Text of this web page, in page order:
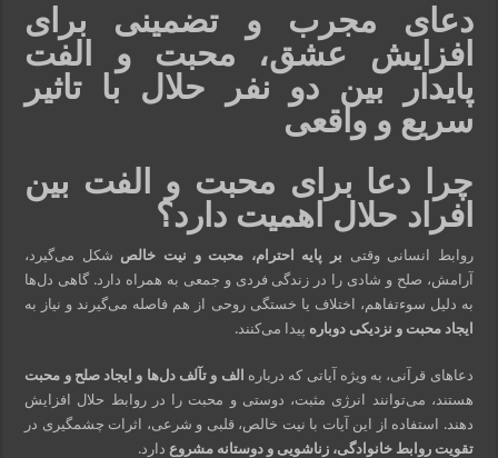
دعای مجرب و تضمینی برای
افزایش عشق، محبت و الفت
پایدار بین دو نفر حلال با تاثیر
سریع و واقعی
چرا دعا برای محبت و الفت بین
افراد حلال اهمیت دارد؟
روابط انسانی وقتی بر پایه احترام، محبت و نیت خالص شکل می‌گیرد،
آرامش، صلح و شادی را در زندگی فردی و جمعی به همراه دارد. گاهی دل‌ها
به دلیل سوءتفاهم، اختلاف یا خستگی روحی از هم فاصله می‌گیرند و نیاز به
ایجاد محبت و نزدیکی دوباره پیدا می‌کنند.
دعاهای قرآنی، به ویژه آیاتی که درباره الف و تآلف دل‌ها و ایجاد صلح و محبت
هستند، می‌توانند انرژی مثبت، دوستی و محبت را در روابط حلال افزایش
دهند. استفاده از این آیات با نیت خالص، قلبی و شرعی، اثرات چشمگیری در
تقویت روابط خانوادگی، زناشویی و دوستانه مشروع دارد.